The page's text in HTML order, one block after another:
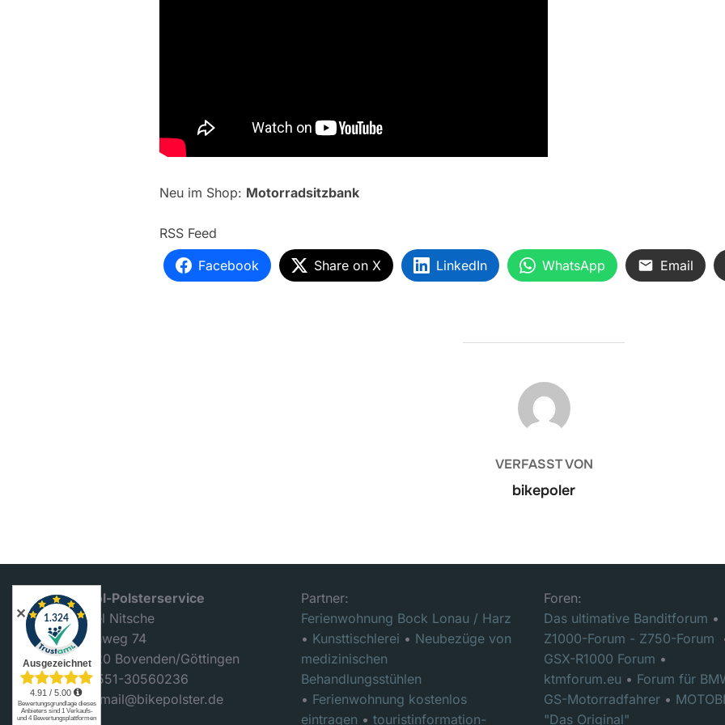
Neu im Shop: Motorradsitzbank
RSS Feed
Facebook
Share on X LinkedIn WhatsApp Email
BEITRAGSAUTOR
VERFASST VON
bikepoler
MedPol-Polsterservice
Michael Nitsche
Mühlenweg 74
D-37120 Bovenden/Göttingen
Tel.: 0551-30560236
Email: mail@bikepolster.de
Partner:
Ferienwohnung Bock Lonau / Harz
• Kunsttischlerei • Neubezüge von
medizinischen
Behandlungsstühlen
• Ferienwohnung kostenlos
eintragen • touristinformation-
Foren:
Das ultimative Banditforum •
Z1000-Forum - Z750-Forum
GSX-R1000 Forum •
ktmforum.eu • Forum für
GS-Motorradfahrer •
"Das Original"
✕